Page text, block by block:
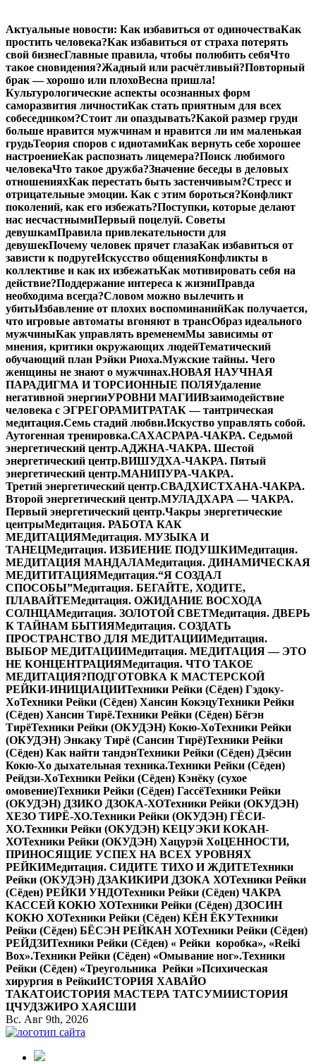
Перейти
к
содержимому
Актуальные новости: Как избавиться от одиночестваКак
простить человека?Как избавиться от страха потерять
свой бизнесГлавные правила, чтобы полюбить себяЧто
такое сновидения?Жадный или расчётливый?Повторный
брак — хорошо или плохоВесна пришла!
Культурологические аспекты осознанных форм
саморазвития личностиКак стать приятным для всех
собеседником?Стоит ли опаздывать?Какой размер груди
больше нравится мужчинам и нравится ли им маленькая
грудьТеория споров с идиотамиКак вернуть себе хорошее
настроениеКак распознать лицемера?Поиск любимого
человекаЧто такое дружба?Значение беседы в деловых
отношенияхКак перестать быть застенчивым?Стресс и
отрицательные эмоции. Как с этим бороться?Конфликт
поколений, как его избежать?Поступки, которые делают
нас несчастнымиПервый поцелуй. Советы
девушкамПравила привлекательности для
девушекПочему человек прячет глазаКак избавиться от
зависти к подругеИскусство общенияКонфликты в
коллективе и как их избежатьКак мотивировать себя на
действие?Поддержание интереса к жизниПравда
необходима всегда?Словом можно вылечить и
убитьИзбавление от плохих воспоминанийКак получается,
что игровые автоматы вгоняют в трансОбраз идеального
мужчиныКак управлять временемМы зависимы от
мнения, критики окружающих людейТематический
обучающий план Рэйки Риоха.Мужские тайны. Чего
женщины не знают о мужчинах.НОВАЯ НАУЧНАЯ
ПАРАДИГМА И ТОРСИОННЫЕ ПОЛЯУдаление
негативной энергииУРОВНИ МАГИИВзаимодействие
человека с ЭГРЕГОРАМИТРАТАК — тантрическая
медитация.Семь стадий любви.Искуство управлять собой.
Аутогенная тренировка.САХАСРАРА-ЧАКРА. Седьмой
энергетический центр.АДЖНА-ЧАКРА. Шестой
энергетический центр.ВИШУДХА-ЧАКРА. Пятый
энергетический центр.МАНИПУРА-ЧАКРА.
Третий энергетический центр.СВАДХИСТХАНА-ЧАКРА.
Второй энергетический центр.МУЛАДХАРА — ЧАКРА.
Первый энергетический центр.Чакры энергетические
центрыМедитация. РАБОТА КАК
МЕДИТАЦИЯМедитация. МУЗЫКА И
ТАНЕЦМедитация. ИЗБИЕНИЕ ПОДУШКИМедитация.
МЕДИТАЦИЯ МАНДАЛАМедитация. ДИНАМИЧЕСКАЯ
МЕДИТИТАЦИЯМедитация.“Я СОЗДАЛ
СПОСОБЫ”Медитация. БЕГАЙТЕ, ХОДИТЕ,
ПЛАВАЙТЕМедитация. ОЖИДАНИЕ ВОСХОДА
СОЛНЦАМедитация. ЗОЛОТОЙ СВЕТМедитация. ДВЕРЬ
К ТАЙНАМ БЫТИЯМедитация. СОЗДАТЬ
ПРОСТРАНСТВО ДЛЯ МЕДИТАЦИИМедитация.
ВЫБОР МЕДИТАЦИИМедитация. МЕДИТАЦИЯ — ЭТО
НЕ КОНЦЕНТРАЦИЯМедитация. ЧТО ТАКОЕ
МЕДИТАЦИЯ?ПОДГОТОВКА К МАСТЕРСКОЙ
РЕЙКИ-ИНИЦИАЦИИТехники Рейки (Сёден) Гэдоку-
ХоТехники Рейки (Сёден) Хансин КокэцуТехники Рейки
(Сёден) Хансин Тирё.Техники Рейки (Сёден) Бёгэн
ТирёТехники Рейки (ОКУДЭН) Кокю-ХоТехники Рейки
(ОКУДЭН) Энкаку Тирё (Сансин Тирё)Техники Рейки
(Сёден) Как найти тандэнТехники Рейки (Сёден) Дзёсин
Кокю-Хо дыхательная техника.Техники Рейки (Сёден)
Рейдзи-ХоТехники Рейки (Сёден) Кэнёку (сухое
омовение)Техники Рейки (Сёден) ГассёТехники Рейки
(ОКУДЭН) ДЗИКО ДЗОКА-ХОТехники Рейки (ОКУДЭН)
ХЕЗО ТИРЁ-ХО.Техники Рейки (ОКУДЭН) ГЁСИ-
ХО.Техники Рейки (ОКУДЭН) КЕЦУЭКИ КОКАН-
ХОТехники Рейки (ОКУДЭН) Хацурэй ХоЦЕННОСТИ,
ПРИНОСЯЩИЕ УСПЕХ НА ВСЕХ УРОВНЯХ
РЕЙКИМедитация. СИДИТЕ ТИХО И ЖДИТЕТехники
Рейки (ОКУДЭН) ДЗАКИКИРИ ДЗОКА ХОТехники Рейки
(Сёден) РЕЙКИ УНДОТехники Рейки (Сёден) ЧАКРА
КАССЕЙ КОКЮ ХОТехники Рейки (Сёден) ДЗОСИН
КОКЮ ХОТехники Рейки (Сёден) КЁН ЁКУТехники
Рейки (Сёден) БЁСЭН РЕЙКАН ХОТехники Рейки (Сёден)
РЕЙДЗИТехники Рейки (Сёден) « Рейки коробка», «Reiki
Вox».Техники Рейки (Сёден) «Омывание ног».Техники
Рейки (Сёден) «Треугольника Рейки »Психическая
хирургия в РейкиИСТОРИЯ ХАВАЙО
ТАКАТОИСТОРИЯ МАСТЕРА ТАТСУМИИСТОРИЯ
ЦЧУДЗЖИРО ХАЯСШИ
Вс. Авг 9th, 2026
Все самое интересное, вдохновляющее и тайное внутри.